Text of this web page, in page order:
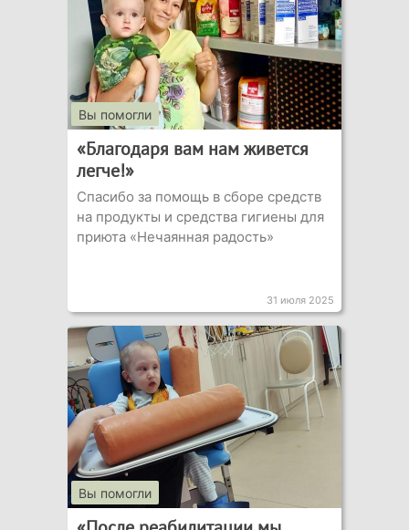
Вы помогли
«Благодаря вам нам живется
легче!»
Спасибо за помощь в сборе средств
на продукты и средства гигиены для
приюта «Нечаянная радость»
31 июля 2025
Вы помогли